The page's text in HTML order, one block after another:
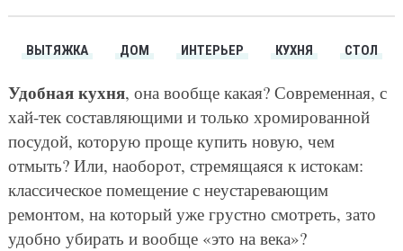
ВЫТЯЖКА ДОМ ИНТЕРЬЕР КУХНЯ СТОЛ
Удобная кухня, она вообще какая? Современная, с
хай-тек составляющими и только хромированной
посудой, которую проще купить новую, чем
отмыть? Или, наоборот, стремящаяся к истокам:
классическое помещение с неустаревающим
ремонтом, на который уже грустно смотреть, зато
удобно убирать и вообще «это на века»?